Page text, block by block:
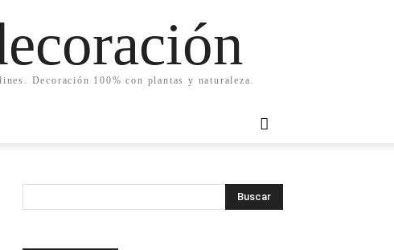
Decoración 100% con plantas y naturaleza.